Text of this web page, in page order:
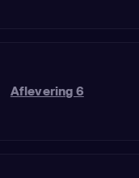
Aflevering 6